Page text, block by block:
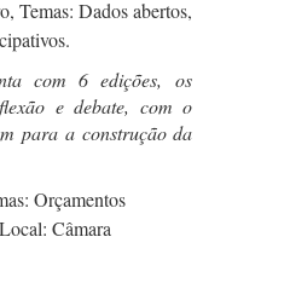
Temas: Dados abertos,
com 6 edições, os
e debate, com o
para a construção da
Orçamentos
Câmara